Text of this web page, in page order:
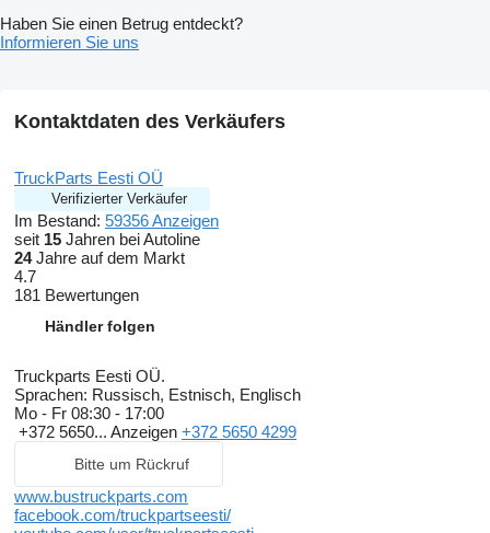
Haben Sie einen Betrug entdeckt?
Informieren Sie uns
Kontaktdaten des Verkäufers
TruckParts Eesti OÜ
Verifizierter Verkäufer
Im Bestand: 59356 Anzeigen
seit 15 Jahren bei Autoline
24Jahre auf dem Markt
4.7
181 Bewertungen
Händler folgen
Truckparts Eesti OÜ.
Sprachen: Russisch, Estnisch, Englisch
Mo - Fr 08:30 - 17:00
+372 5650... Anzeigen +372 5650 4299
Bitte um Rückruf
www.bustruckparts.com
facebook.com/truckpartseesti/